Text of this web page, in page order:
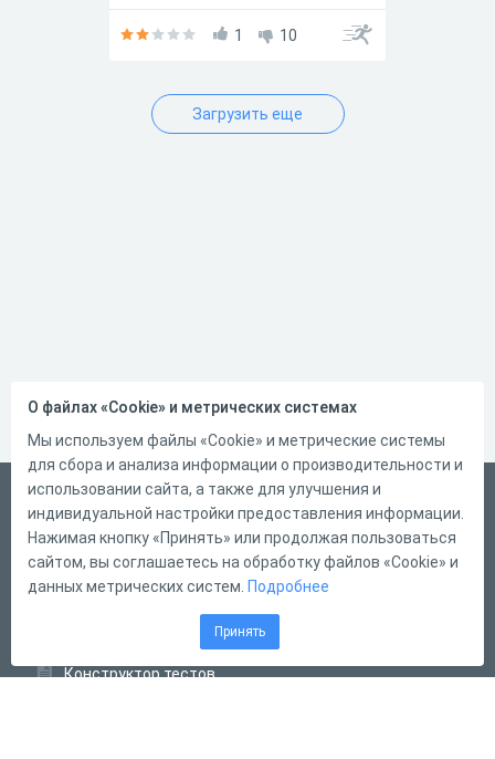
1 10
Загрузить еще
Русский
Справка
Форма обратной связи
Конструктор тестов
О файлах «Cookie» и метрических системах
Мы используем файлы «Cookie» и метрические системы
для сбора и анализа информации о производительности и
использовании сайта, а также для улучшения и
индивидуальной настройки предоставления информации.
Нажимая кнопку «Принять» или продолжая пользоваться
сайтом, вы соглашаетесь на обработку файлов «Cookie» и
данных метрических систем. Подробнее
Принять